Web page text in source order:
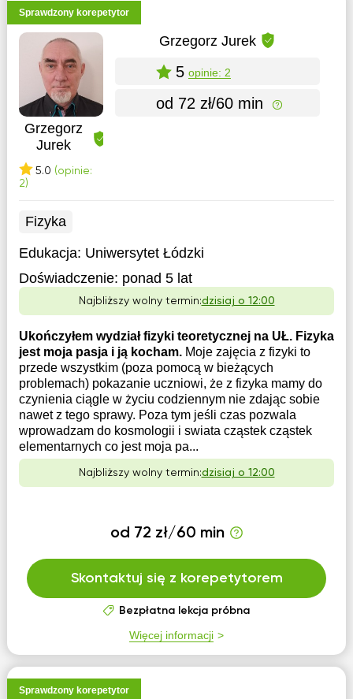
Sprawdzony korepetytor
Grzegorz
Jurek
5.0 (opinie:
2)
Grzegorz Jurek
5 opinie: 2
od 72 zł/60 min
Fizyka
Edukacja: Uniwersytet Łódzki
Doświadczenie: ponad 5 lat
Najbliższy wolny termin:dzisiaj o 12:00
Ukończyłem wydział fizyki teoretycznej na UŁ. Fizyka
jest moja pasja i ją kocham. Moje zajęcia z fizyki to
przede wszystkim (poza pomocą w bieżących
problemach) pokazanie uczniowi, że z fizyka mamy do
czynienia ciągle w życiu codziennym nie zdając sobie
nawet z tego sprawy. Poza tym jeśli czas pozwala
wprowadzam do kosmologii i swiata cząstek cząstek
elementarnych co jest moja pa...
Najbliższy wolny termin:dzisiaj o 12:00
od 72 zł/60 min
Skontaktuj się z korepetytorem
Bezpłatna lekcja próbna
Więcej informacji
Sprawdzony korepetytor